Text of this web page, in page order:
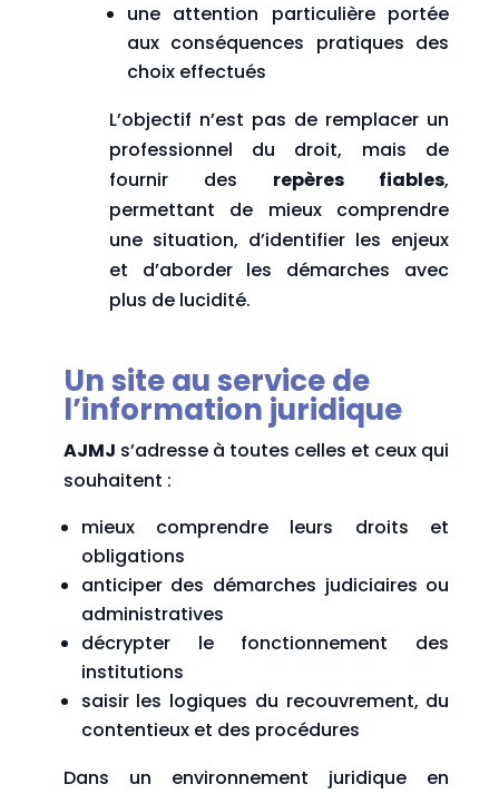
une attention particulière portée
aux conséquences pratiques des
choix effectués
L’objectif n’est pas de remplacer un
professionnel du droit, mais de
fournir des repères fiables,
permettant de mieux comprendre
une situation, d’identifier les enjeux
et d’aborder les démarches avec
plus de lucidité.
Un site au service de
l’information juridique
AJMJ s’adresse à toutes celles et ceux qui
souhaitent :
mieux comprendre leurs droits et
obligations
anticiper des démarches judiciaires ou
administratives
décrypter le fonctionnement des
institutions
saisir les logiques du recouvrement, du
contentieux et des procédures
Dans un environnement juridique en